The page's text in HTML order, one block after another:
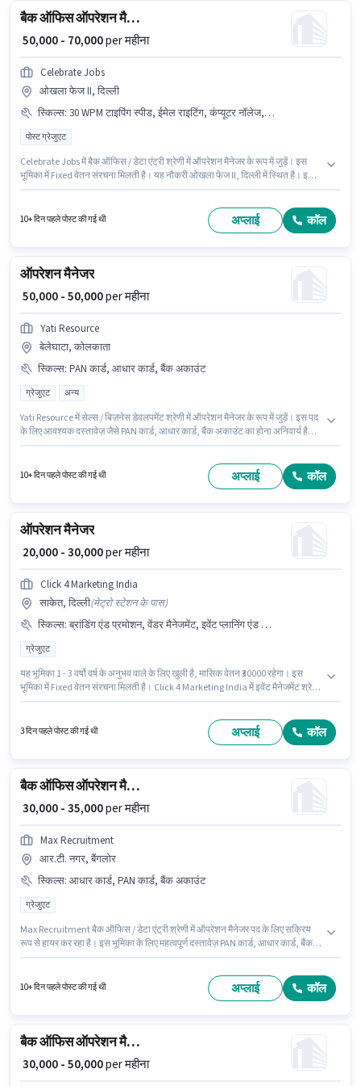
बैक ऑफिस ऑपरेशन मैनेजर
₹ 50,000 - 70,000per महीना
Celebrate Jobs
ओखला फेज II, दिल्ली
स्किल्स: 30 WPM टाइपिंग स्पीड, ईमेल राइटिंग, कंप्यूटर नॉलेज, MS Excel, MS Word
पोस्ट ग्रेजुएट
Celebrate Jobs में बैक ऑफिस / डेटा एंट्री श्रेणी में ऑपरेशन मैनेजर के रूप में जुड़ें। इस
भूमिका में Fixed वेतन संरचना मिलती है। यह नौकरी ओखला फेज II, दिल्ली में स्थित है। इस
है, मासिक वेतन ₹70000 रहेगा। इस पद के लिए उम्मीदवार के पास पोस्ट ग्रेजुएट डिग्री/
10+ दिन पहले पोस्ट की गई थी अप्लाई कॉल
ऑपरेशन मैनेजर
₹ 50,000 - 50,000per महीना
Yati Resource
बेलेघाटा, कोलकाता
स्किल्स: PAN कार्ड, आधार कार्ड, बैंक अकाउंट
ग्रेजुएट अन्य
Yati Resource में सेल्स / बिज़नेस डेवलपमेंट श्रेणी में ऑपरेशन मैनेजर के रूप में जुड़ें। इस पद
के लिए आवश्यक दस्तावेज़ जैसे PAN कार्ड, आधार कार्ड, बैंक अकाउंट का होना अनिवार्य है।
हैं। आवेदकों के पास कम से कम ग्रेजुएट डिग्री या सर्टिफिकेट होना चाहिए।
10+ दिन पहले पोस्ट की गई थी अप्लाई कॉल
ऑपरेशन मैनेजर
₹ 20,000 - 30,000per महीना
Click 4 Marketing India
साकेत, दिल्ली(मेट्रो स्टेशन के पास)
स्किल्स: ब्रांडिंग एंड प्रमोशन, वेंडर मैनेजमेंट, इवेंट प्लानिंग एंड कोऑर्डिनेशन
ग्रेजुएट
यह भूमिका 1 - 3 वर्षो वर्ष के अनुभव वाले के लिए खुली है, मासिक वेतन ₹30000 रहेगा। इस
भूमिका में Fixed वेतन संरचना मिलती है। Click 4 Marketing India में इवेंट मैनेजमेंट श्रेणी
स्थित है। आवेदकों के पास कम से कम ग्रेजुएट डिग्री या सर्टिफिकेट होना चाहिए।
3 दिन पहले पोस्ट की गई थी अप्लाई कॉल
बैक ऑफिस ऑपरेशन मैनेजर
₹ 30,000 - 35,000per महीना
Max Recruitment
आर.टी. नगर, बैंगलोर
स्किल्स: आधार कार्ड, PAN कार्ड, बैंक अकाउंट
ग्रेजुएट
Max Recruitment बैक ऑफिस / डेटा एंट्री श्रेणी में ऑपरेशन मैनेजर पद के लिए सक्रिय
रूप से हायर कर रहा है। इस भूमिका के लिए महत्वपूर्ण दस्तावेज़ PAN कार्ड, आधार कार्ड, बैंक
नगर, बैंगलोर में स्थित है। इस पद के लिए उम्मीदवार के पास ग्रेजुएट डिग्री/सर्टिफिकेट होना
10+ दिन पहले पोस्ट की गई थी अप्लाई कॉल
बैक ऑफिस ऑपरेशन मैनेजर
₹ 30,000 - 50,000per महीना